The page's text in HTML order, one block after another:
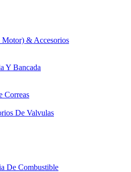
Motor) & Accesorios
Y Bancada
Correas
De Valvulas
De Combustible